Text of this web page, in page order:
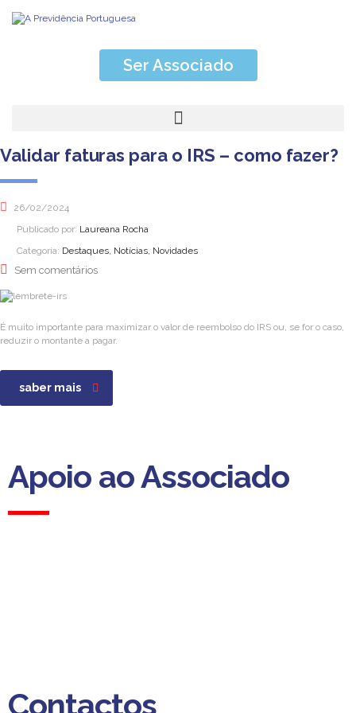
Ser Associado
Validar faturas para o IRS – como fazer?
26/02/2024
Publicado por: Laureana Rocha
Categoria: Destaques, Notícias, Novidades
Sem comentários
É muito importante para maximizar o valor de reembolso do IRS ou, se for o caso,
reduzir o montante a pagar.
saber mais
Apoio ao Associado
Apoio ao Associado
Contactos
Contactos